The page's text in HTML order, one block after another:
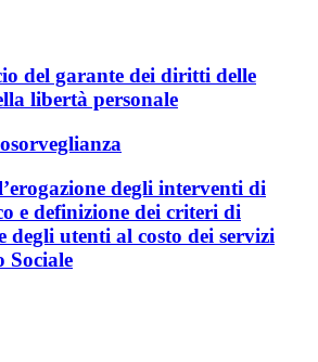
del garante dei diritti delle
libertà personale
degli interventi di
e definizione dei criteri di
degli utenti al costo dei servizi
Sociale